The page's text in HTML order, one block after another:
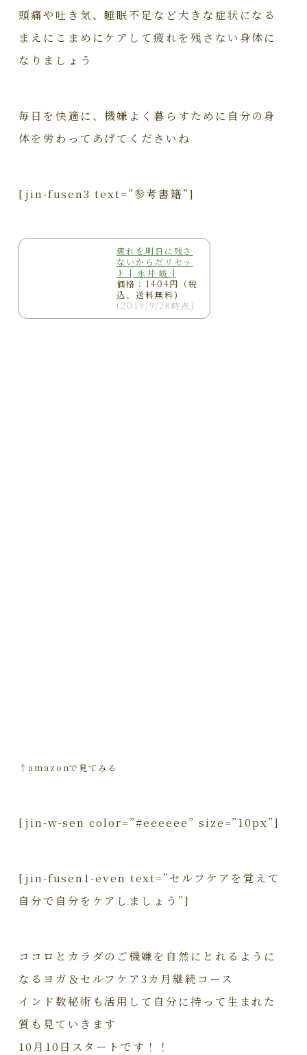
頭痛や吐き気、睡眠不足など大きな症状になる
まえにこまめにケアして疲れを残さない身体に
なりましょう
毎日を快適に、機嫌よく暮らすために自分の身
体を労わってあげてくださいね
[jin-fusen3 text=”参考書籍”]
疲れを明日に残さ
ないからだリセッ
ト [ 永井 峻 ]
価格：1404円（税
込、送料無料)
(2019/9/28時点)
↑amazonで見てみる
[jin-w-sen color=”#eeeeee” size=”10px”]
[jin-fusen1-even text=”セルフケアを覚えて
自分で自分をケアしましょう”]
ココロとカラダのご機嫌を自然にとれるように
なるヨガ＆セルフケア3カ月継続コース
インド数秘術も活用して自分に持って生まれた
質も見ていきます
10月10日スタートです！！